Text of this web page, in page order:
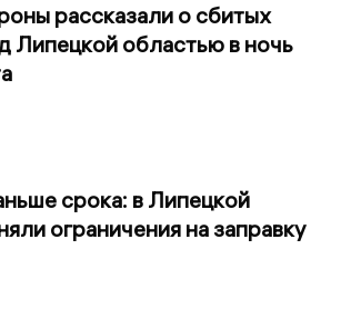
рассказали о сбитых
Липецкой областью в ночь
срока: в Липецкой
ограничения на заправку